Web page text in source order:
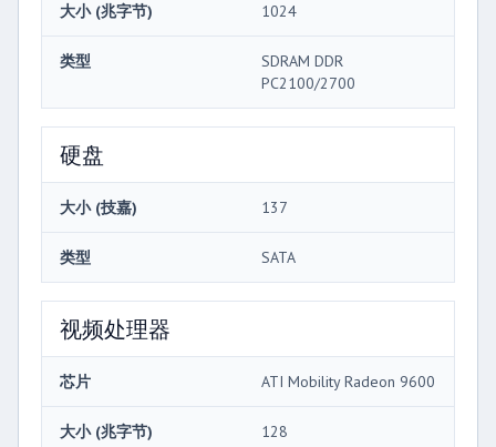
大小 (兆字节) 1024
类型
SDRAM DDR
PC2100/2700
硬盘
大小 (技嘉) 137
类型 SATA
视频处理器
芯片 ATI Mobility Radeon 9600
大小 (兆字节) 128